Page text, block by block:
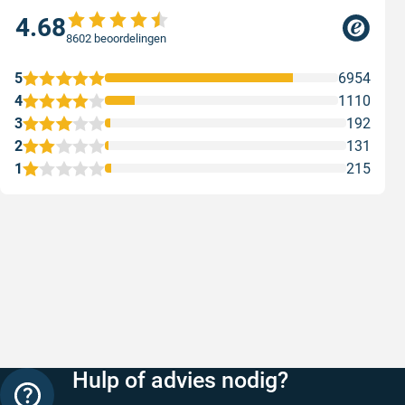
4.688602 beoordelingen
1 215
2 131
3 192
4 1110
5 6954
Hulp of advies nodig?